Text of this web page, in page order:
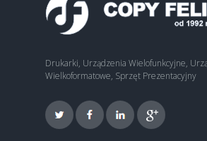
Drukarki, Urządzenia Wielofunkcyjne,
Wielkoformatowe, Sprzęt Prezentacyjny